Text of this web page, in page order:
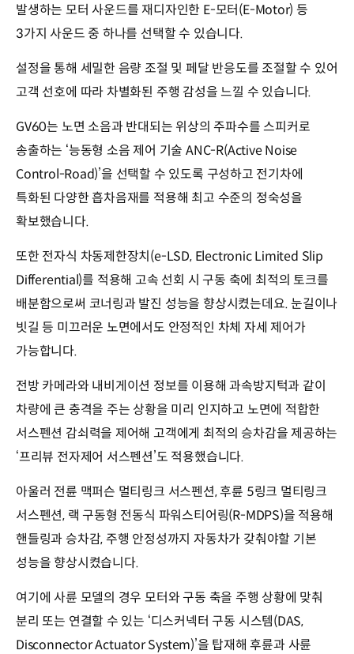
발생하는 모터 사운드를 재디자인한 E-모터(E-Motor) 등
3가지 사운드 중 하나를 선택할 수 있습니다.
설정을 통해 세밀한 음량 조절 및 페달 반응도를 조절할 수 있어
고객 선호에 따라 차별화된 주행 감성을 느낄 수 있습니다.
GV60는 노면 소음과 반대되는 위상의 주파수를 스피커로
송출하는 ‘능동형 소음 제어 기술 ANC-R(Active Noise
Control-Road)’을 선택할 수 있도록 구성하고 전기차에
특화된 다양한 흡차음재를 적용해 최고 수준의 정숙성을
확보했습니다.
또한 전자식 차동제한장치(e-LSD, Electronic Limited Slip
Differential)를 적용해 고속 선회 시 구동 축에 최적의 토크를
배분함으로써 코너링과 발진 성능을 향상시켰는데요. 눈길이나
빗길 등 미끄러운 노면에서도 안정적인 차체 자세 제어가
가능합니다.
전방 카메라와 내비게이션 정보를 이용해 과속방지턱과 같이
차량에 큰 충격을 주는 상황을 미리 인지하고 노면에 적합한
서스펜션 감쇠력을 제어해 고객에게 최적의 승차감을 제공하는
‘프리뷰 전자제어 서스펜션’도 적용했습니다.
아울러 전륜 맥퍼슨 멀티링크 서스펜션, 후륜 5링크 멀티링크
서스펜션, 랙 구동형 전동식 파워스티어링(R-MDPS)을 적용해
핸들링과 승차감, 주행 안정성까지 자동차가 갖춰야할 기본
성능을 향상시켰습니다.
여기에 사륜 모델의 경우 모터와 구동 축을 주행 상황에 맞춰
분리 또는 연결할 수 있는 ‘디스커넥터 구동 시스템(DAS,
Disconnector Actuator System)’을 탑재해 후륜과 사륜